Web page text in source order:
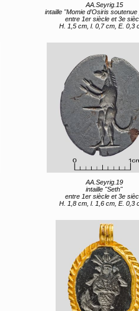
AA.Seyrig.15
intaille "Momie d’Osiris soutenue par
entre 1er siècle et 3e
H. 1,5 cm, l. 0,7 cm, E. 0,3
AA.Seyrig.19
intaille "Seth"
entre 1er siècle et 3e
H. 1,8 cm, l. 1,6 cm, E. 0,3